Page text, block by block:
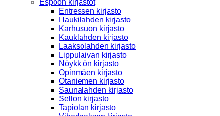
Espoon kirjastot
Entressen kirjasto
Haukilahden kirjasto
Karhusuon kirjasto
Kauklahden kirjasto
Laaksolahden kirjasto
Lippulaivan kirjasto
Nöykkiön kirjasto
Opinmäen kirjasto
Otaniemen kirjasto
Saunalahden kirjasto
Sellon kirjasto
Tapiolan kirjasto